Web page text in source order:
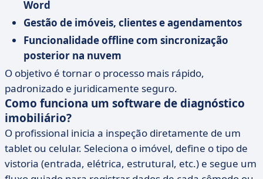
Word
Gestão de imóveis, clientes e agendamentos
Funcionalidade offline com sincronização
posterior na nuvem
O objetivo é tornar o processo mais rápido,
padronizado e juridicamente seguro.
Como funciona um software de diagnóstico
imobiliário?
O profissional inicia a inspeção diretamente de um
tablet ou celular. Seleciona o imóvel, define o tipo de
vistoria (entrada, elétrica, estrutural, etc.) e segue um